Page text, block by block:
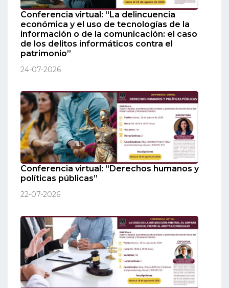
Conferencia virtual: “La delincuencia
económica y el uso de tecnologías de la
información o de la comunicación: el caso
de los delitos informáticos contra el
patrimonio”
24-07-2026
Conferencia virtual: “Derechos humanos y
políticas públicas”
22-07-2026